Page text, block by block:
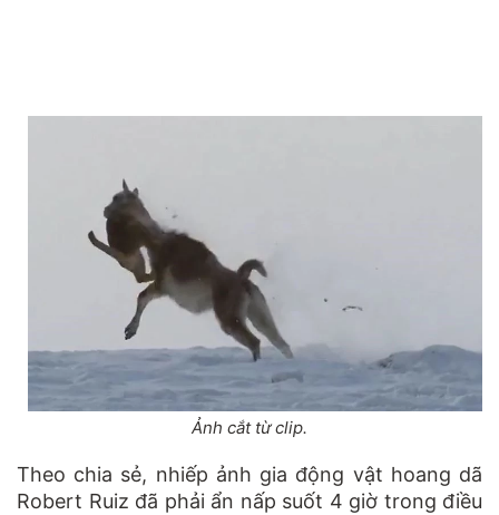
Ảnh cắt từ clip.
Theo chia sẻ, nhiếp ảnh gia động vật hoang dã
Robert Ruiz đã phải ẩn nấp suốt 4 giờ trong điều